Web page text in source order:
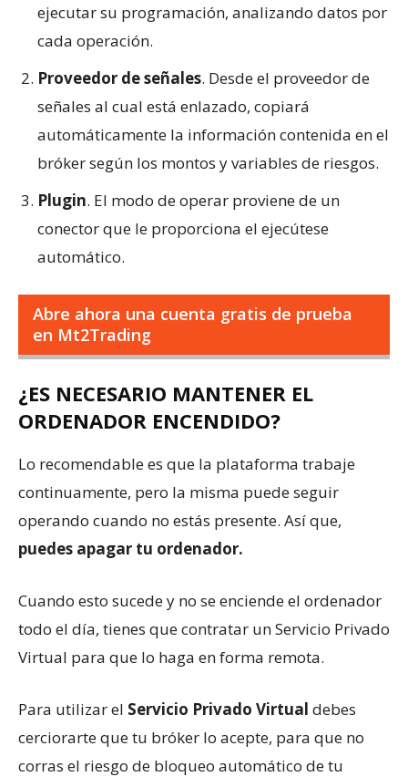
ejecutar su programación, analizando datos por
cada operación.
Proveedor de señales. Desde el proveedor de
señales al cual está enlazado, copiará
automáticamente la información contenida en el
bróker según los montos y variables de riesgos.
Plugin. El modo de operar proviene de un
conector que le proporciona el ejecútese
automático.
Abre ahora una cuenta gratis de prueba
en Mt2Trading
¿ES NECESARIO MANTENER EL
ORDENADOR ENCENDIDO?
Lo recomendable es que la plataforma trabaje
continuamente, pero la misma puede seguir
operando cuando no estás presente. Así que,
puedes apagar tu ordenador.
Cuando esto sucede y no se enciende el ordenador
todo el día, tienes que contratar un Servicio Privado
Virtual para que lo haga en forma remota.
Para utilizar el Servicio Privado Virtual debes
cerciorarte que tu bróker lo acepte, para que no
corras el riesgo de bloqueo automático de tu